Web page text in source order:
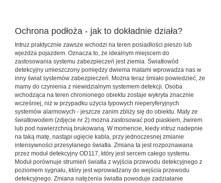
Ochrona podłoża - jak to dokładnie działa?
Intruz praktycznie zawsze wchodzi na teren posiadłości pieszo lub
wjeżdża pojazdem. Oznacza to, że idealnym miejscem do
zastosowania systemu zabezpieczeń jest ziemia. Światłowód
detekcyjny umieszczony pomiędzy dwiema matami wprowadza nas w
inny świat systemów zabezpieczeń. Można teraz śmiało powiedzieć, że
mamy do czynienia z niewidzialnym systemem detekcji. Osoba
wchodząca na teren chronionego obiektu zostaje wykryta znacznie
wcześniej, niż w przypadku użycia typowych nieperyferyjnych
systemów alarmowych - jeszcze zanim zbliży się do obiektu. Maty ze
światłowodem (zdjęcie nr 2) można zastosować pod piaskiem, żwirem
lub pod nawierzchnią brukowaną. W momencie, kiedy intruz nadepnie
na taką matę, nastąpi ugięcie kabla, przy jednoczesnej zmianie
intensywności przesyłanego światła. Zmiana ta jest rozpoznawana
przez moduł detekcyjny OD117, który jest sercem całego systemu.
Moduł porównuje strumień światła z wyjścia przewodu detekcyjnego z
poziomem sygnału, który jest wprowadzany do wejścia przewodu
detekcyjnego. Zmiana natężenia światła powoduje zadziałanie